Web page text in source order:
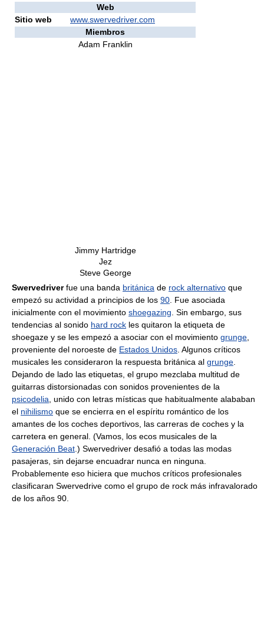
Web
Sitio web
www.swervedriver.com
Miembros
Adam Franklin
Jimmy Hartridge
Jez
Steve George
Swervedriverfue una banda británica de rock alternativo que
empezó su actividad a principios de los 90 . Fue asociada
inicialmente con el movimiento shoegazing . Sin embargo, sus
tendencias al sonido hard rock les quitaron la etiqueta de
shoegaze y se les empezó a asociar con el movimiento grunge
proveniente del noroeste de Estados Unidos . Algunos críticos
musicales les consideraron la respuesta británica al grunge
Dejando de lado las etiquetas, el grupo mezclaba multitud de
guitarras distorsionadas con sonidos provenientes de la
psicodelia , unido con letras místicas que habitualmente alababan
el nihilismo que se encierra en el espíritu romántico de los
amantes de los coches deportivos, las carreras de coches y la
carretera en general. (Vamos, los ecos musicales de la
Generación Beat .) Swervedriver desafió a todas las modas
pasajeras, sin dejarse encuadrar nunca en ninguna.
Probablemente eso hiciera que muchos críticos profesionales
clasificaran Swervedrive como el grupo de rock más infravalorado
de los años 90.